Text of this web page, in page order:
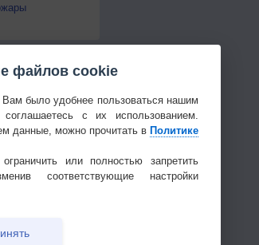
файлов cookie
было удобнее пользоваться нашим
с их использованием.
данные, можно прочитать в Политике
или полностью запретить
соответствующие настройки